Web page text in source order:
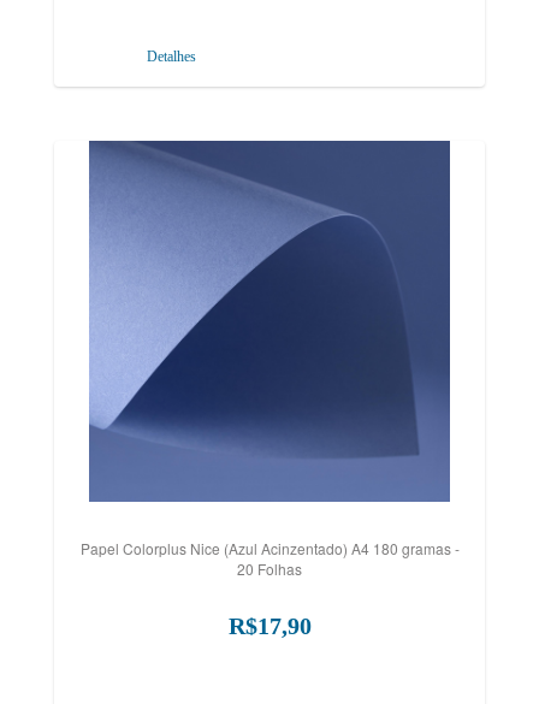
Detalhes
Papel Colorplus Nice (Azul Acinzentado) A4 180 gramas -
20 Folhas
R$17,90